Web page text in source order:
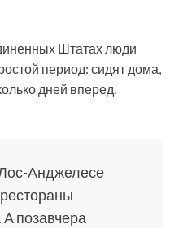
Штатах люди
период: сидят дома,
дней вперед.
Анджелесе
позавчера